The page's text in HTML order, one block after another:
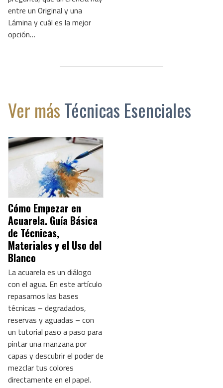
entre un Original y una
Lámina y cuál es la mejor
opción…
Ver másTécnicas Esenciales
Cómo Empezar en
Acuarela. Guía Básica
de Técnicas,
Materiales y el Uso del
Blanco
La acuarela es un diálogo
con el agua. En este artículo
repasamos las bases
técnicas – degradados,
reservas y aguadas – con
un tutorial paso a paso para
pintar una manzana por
capas y descubrir el poder de
mezclar tus colores
directamente en el papel.